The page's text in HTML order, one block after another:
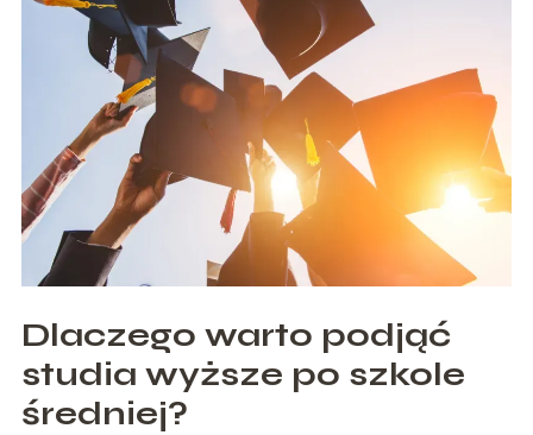
Dlaczego warto podjąć
studia wyższe po szkole
średniej?